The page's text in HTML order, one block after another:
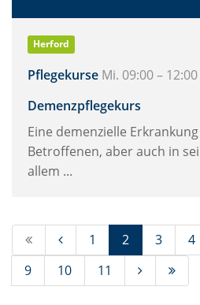
Herford
Pflegekurse Mi. 09:00 –
Demenzpflegekurs
Eine demenzielle
Betroffenen, aber auch in
allem ...
1 2 (Standort)
3 4
9
10 11